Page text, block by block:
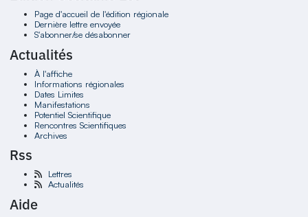
Page d'accueil de l'édition régionale
Dernière lettre envoyée
S'abonner/se désabonner
Actualités
À l'affiche
Informations régionales
Dates Limites
Manifestations
Potentiel Scientifique
Rencontres Scientifiques
Archives
Rss
Lettres
Actualités
Aide